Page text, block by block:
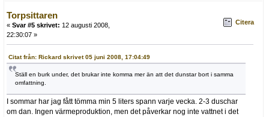
Torpsittaren
« Svar #5 skrivet: 12 augusti 2008,
22:30:07 »
Citera
Citat från: Rickard skrivet 05 juni 2008, 17:04:49
Ställ en burk under, det brukar inte komma mer än att det dunstar bort i samma
omfattning.
I sommar har jag fått tömma min 5 liters spann varje vecka. 2-3 duschar
om dan. Ingen värmeproduktion, men det påverkar nog inte vattnet i det